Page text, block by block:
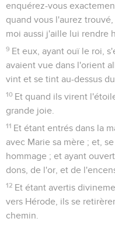
enquérez-vous
quand vous l'aurez
moi aussi j'aille lui rendre
9 Et eux, ayant ouï le roi,
avaient vue dans l'orient
vint et se tint au-dessus
10 Et quand ils virent
grande joie.
11 Et étant entrés dans la
avec Marie sa mère ; et,
hommage ; et ayant
dons, de l'or, et de
12 Et étant avertis
vers Hérode, ils se
chemin.